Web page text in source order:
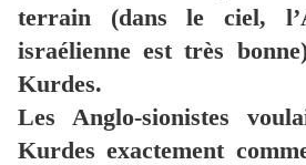
terrain (dans le ciel,
israélienne est très
Kurdes.
Les Anglo-sionistes
Kurdes exactement